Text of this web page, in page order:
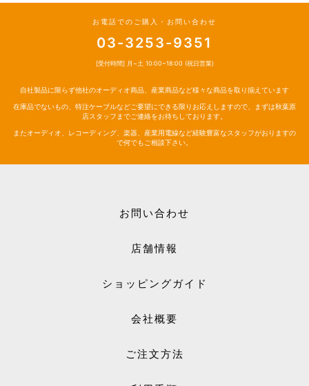
お電話でのご購入・お問い合わせ
03-3253-9351
[受付時間] 月~土 10:00~18:00 (祝日営業)
自社製品に限らず他社のオーディオ商品、産業商品など様々な商品を取り揃えています
在庫品でないもの、特注ケーブルなどご要望にできる限りお応えしますので、まずは秋葉原
店スタッフまでご連絡をお待ちしております。
またオーディオ、レコーディング、楽器、産業用電線など経験豊富なスタッフがおりますの
で何でもご相談下さい。
お問い合わせ
店舗情報
ショッピングガイド
会社概要
ご注文方法